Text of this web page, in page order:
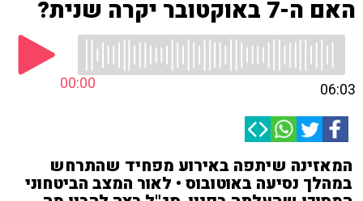
האם ה-7 באוקטובר יקרה שנית?
00:00 06:03
המאזינה שיתפה באירוע מפחיד שהתרחש
במהלך נסיעה באוטובוס • לאור המצב הביטחוני